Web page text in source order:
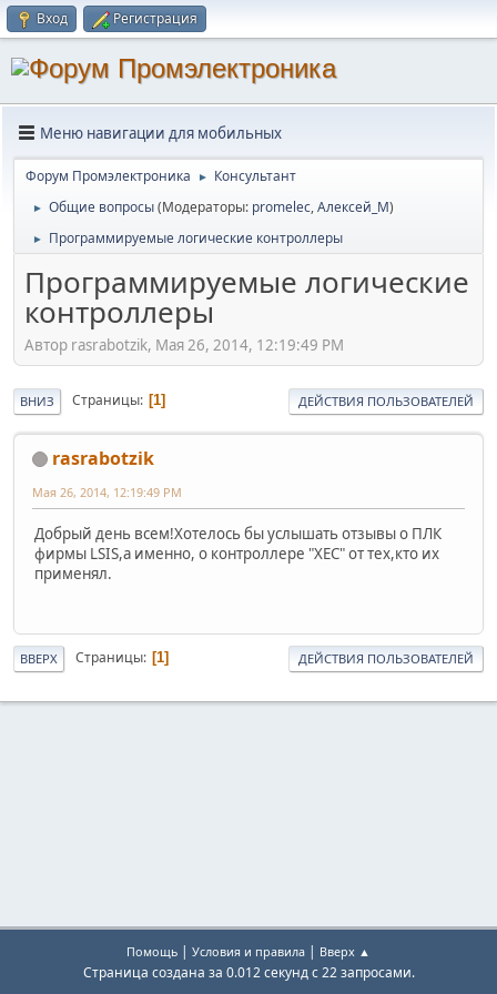
Вход Регистрация
Меню навигации для мобильных
Форум Промэлектроника ► Консультант
► Общие вопросы(Модераторы: promelec,Алексей_М)
► Программируемые логические контроллеры
Программируемые логические
контроллеры
Автор rasrabotzik, Мая 26, 2014, 12:19:49 PM
ВНИЗ Страницы 1 ДЕЙСТВИЯ ПОЛЬЗОВАТЕЛЕЙ
rasrabotzik
Мая 26, 2014, 12:19:49 PM
Добрый день всем!Хотелось бы услышать отзывы о ПЛК
фирмы LSIS,а именно, о контроллере "XEC" от тех,кто их
применял.
ВВЕРХ Страницы 1 ДЕЙСТВИЯ ПОЛЬЗОВАТЕЛЕЙ
Помощь | Условия и правила | Вверх ▲
Страница создана за 0.012 секунд с 22 запросами.